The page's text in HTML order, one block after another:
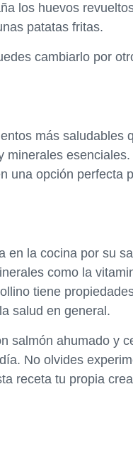
los huevos
patatas fritas.
cambiarlo por
más saludables
una opción perfecta
en la cocina por su
como la
tiene
salud en general.
salmón ahumado y
No olvides
receta tu propia